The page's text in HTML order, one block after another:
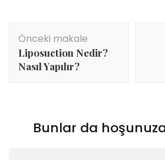
Yazı
dolaşımı
Önceki makale
Liposuction Nedir?
Nasıl Yapılır?
Bunlar da